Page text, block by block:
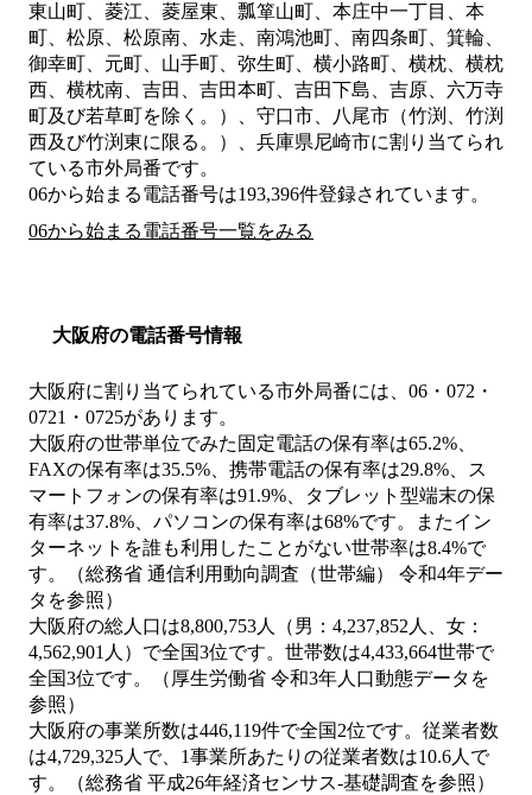
東山町、菱江、菱屋東、瓢箪山町、本庄中一丁目、本
町、松原、松原南、水走、南鴻池町、南四条町、箕輪、
御幸町、元町、山手町、弥生町、横小路町、横枕、横枕
西、横枕南、吉田、吉田本町、吉田下島、吉原、六万寺
町及び若草町を除く。）、守口市、八尾市（竹渕、竹渕
西及び竹渕東に限る。）、兵庫県尼崎市に割り当てられ
ている市外局番です。
06から始まる電話番号は193,396件登録されています。
06から始まる電話番号一覧をみる
大阪府の電話番号情報
大阪府に割り当てられている市外局番には、06・072・
0721・0725があります。
大阪府の世帯単位でみた固定電話の保有率は65.2%、
FAXの保有率は35.5%、携帯電話の保有率は29.8%、ス
マートフォンの保有率は91.9%、タブレット型端末の保
有率は37.8%、パソコンの保有率は68%です。またイン
ターネットを誰も利用したことがない世帯率は8.4%で
す。（総務省 通信利用動向調査（世帯編） 令和4年デー
タを参照）
大阪府の総人口は8,800,753人（男：4,237,852人、女：
4,562,901人）で全国3位です。世帯数は4,433,664世帯で
全国3位です。（厚生労働省 令和3年人口動態データを
参照）
大阪府の事業所数は446,119件で全国2位です。従業者数
は4,729,325人で、1事業所あたりの従業者数は10.6人で
す。（総務省 平成26年経済センサス‐基礎調査を参照）